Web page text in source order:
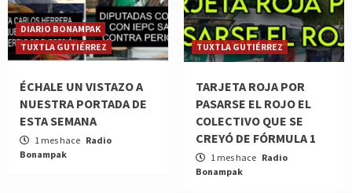
DIARIO BONAMPAK
TUXTLA GUTIÉRREZ
ÉCHALE UN VISTAZO A
NUESTRA PORTADA DE
ESTA SEMANA
1 mes hace Radio
Bonampak
TUXTLA GUTIÉRREZ
TARJETA ROJA POR
PASARSE EL ROJO EL
COLECTIVO QUE SE
CREYÓ DE FÓRMULA 1
1 mes hace Radio
Bonampak